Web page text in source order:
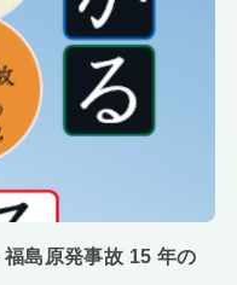
島原発事故 15 年の